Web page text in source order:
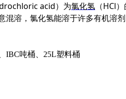
acid）为氯化氢 （HCl
混溶，氯化氢能溶于许多有机溶剂
IBC吨桶、25L塑料桶